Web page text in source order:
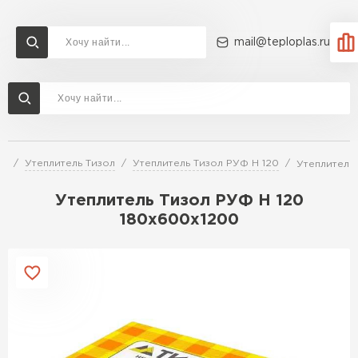
mail@teploplas.ru
Утеплитель Тизол Утеплитель Тизол РУФ Н 120
Утеплитель Тизол РУФ Н 120
180х600х1200
Доставка и оплата
Утеплитель Ветонит
Утеплитель Технониколь
Утеплитель Rockwool